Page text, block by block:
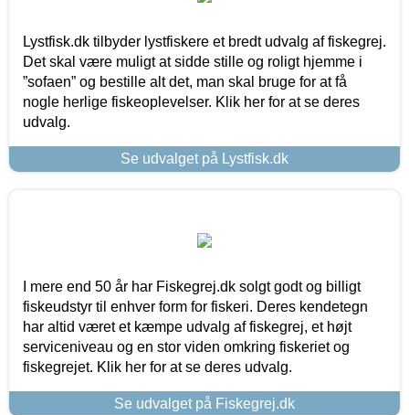
Lystfisk.dk tilbyder lystfiskere et bredt udvalg af fiskegrej.
Det skal være muligt at sidde stille og roligt hjemme i
”sofaen” og bestille alt det, man skal bruge for at få
nogle herlige fiskeoplevelser. Klik her for at se deres
udvalg.
Se udvalget på Lystfisk.dk
I mere end 50 år har Fiskegrej.dk solgt godt og billigt
fiskeudstyr til enhver form for fiskeri. Deres kendetegn
har altid været et kæmpe udvalg af fiskegrej, et højt
serviceniveau og en stor viden omkring fiskeriet og
fiskegrejet. Klik her for at se deres udvalg.
Se udvalget på Fiskegrej.dk